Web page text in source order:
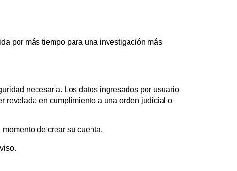
por más tiempo para una investigación más
necesaria. Los datos ingresados por usuario
revelada en cumplimiento a una orden judicial o
de crear su cuenta.